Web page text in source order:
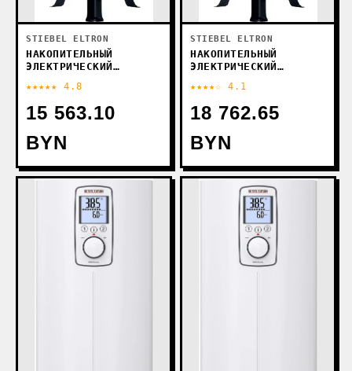
STIEBEL ELTRON
НАКОПИТЕЛЬНЫЙ
ЭЛЕКТРИЧЕСКИЙ
STIEBEL ELTRON SHW
200 ACE
★★★★★ 4.8
15 563.10
BYN
STIEBEL ELTRON
НАКОПИТЕЛЬНЫЙ
ЭЛЕКТРИЧЕСКИЙ
STIEBEL ELTRON SHW
300 ACE
★★★★☆ 4.1
18 762.65
BYN